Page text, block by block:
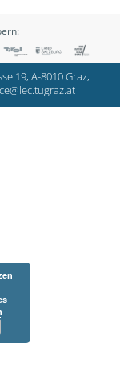
19, A-8010 Graz,